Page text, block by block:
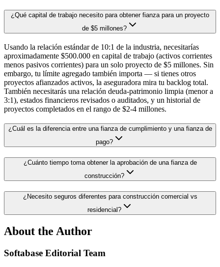
¿Qué capital de trabajo necesito para obtener fianza para un proyecto
de $5 millones?
Usando la relación estándar de 10:1 de la industria, necesitarías
aproximadamente $500.000 en capital de trabajo (activos corrientes
menos pasivos corrientes) para un solo proyecto de $5 millones. Sin
embargo, tu límite agregado también importa — si tienes otros
proyectos afianzados activos, la aseguradora mira tu backlog total.
También necesitarás una relación deuda-patrimonio limpia (menor a
3:1), estados financieros revisados o auditados, y un historial de
proyectos completados en el rango de $2-4 millones.
¿Cuál es la diferencia entre una fianza de cumplimiento y una fianza de
pago?
¿Cuánto tiempo toma obtener la aprobación de una fianza de
construcción?
¿Necesito seguros diferentes para construcción comercial vs
residencial?
About the Author
Softabase Editorial Team